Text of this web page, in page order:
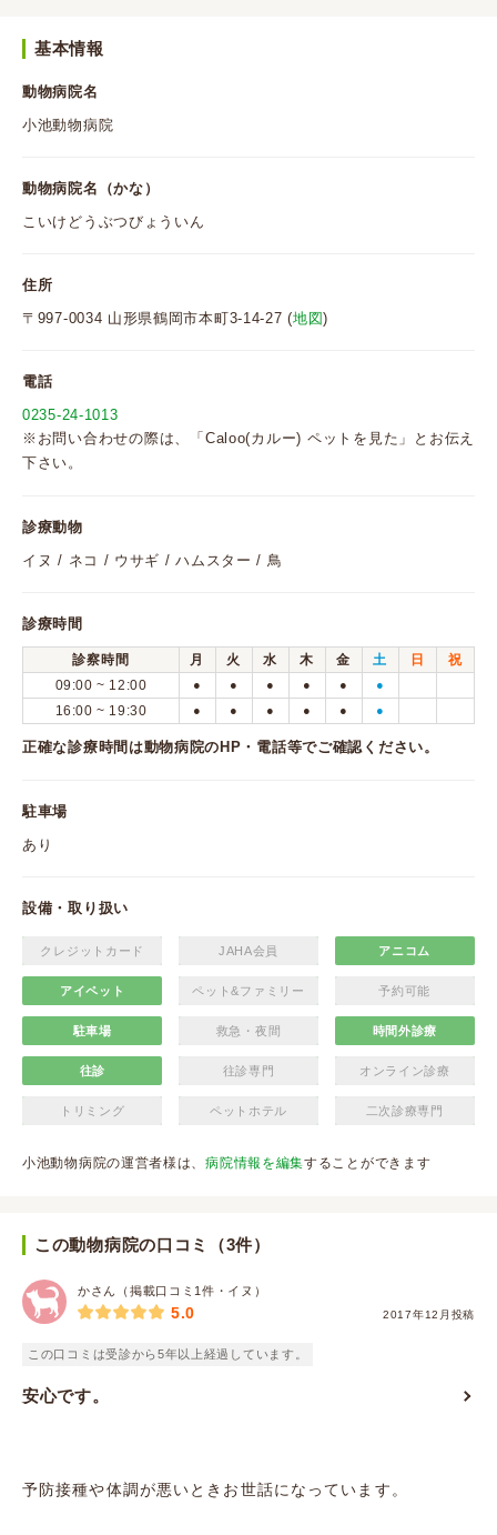
基本情報
動物病院名
小池動物病院
動物病院名（かな）
こいけどうぶつびょういん
住所
〒997-0034 山形県鶴岡市本町3-14-27 (地図)
電話
0235-24-1013
※お問い合わせの際は、「Caloo(カルー) ペットを見た」とお伝え
下さい。
診療動物
イヌ / ネコ / ウサギ / ハムスター / 鳥
診療時間
診察時間 月 火 水 木 金 土 日
祝
09:00 ~ 12:00
● ● ● ● ● ●
16:00 ~ 19:30 ● ● ● ● ● ●
正確な診療時間は動物病院のHP・電話等でご確認ください。
駐車場
あり
設備・取り扱い
クレジットカード JAHA会員 アニコム
アイペット ペット&ファミリー 予約可能
駐車場 救急・夜間 時間外診療
往診 往診専門 オンライン診療
トリミング ペットホテル 二次診療専門
小池動物病院の運営者様は、病院情報を編集することができます
この動物病院の口コミ（3件）
かさん（掲載口コミ1件・イヌ）
2017年12月投稿
5.0
この口コミは受診から5年以上経過しています。
安心です。
予防接種や体調が悪いときお世話になっています。